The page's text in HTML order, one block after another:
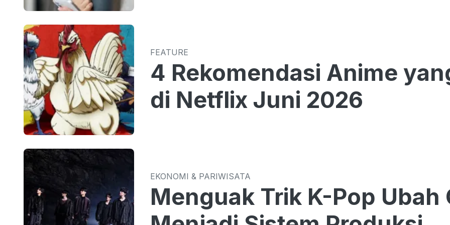
FEATURE
4 Rekomendasi Anime
di Netflix Juni 2026
EKONOMI & PARIWISATA
Menguak Trik K-Pop Ubah